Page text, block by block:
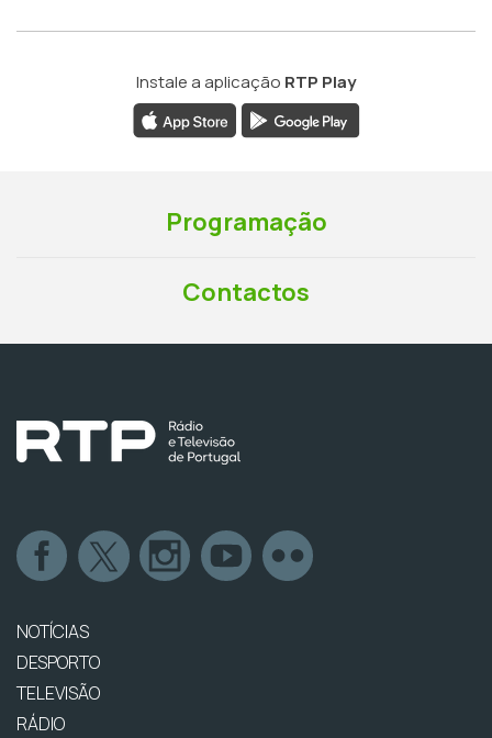
Instale a aplicação RTP Play
Programação
Contactos
NOTÍCIAS
DESPORTO
TELEVISÃO
RÁDIO